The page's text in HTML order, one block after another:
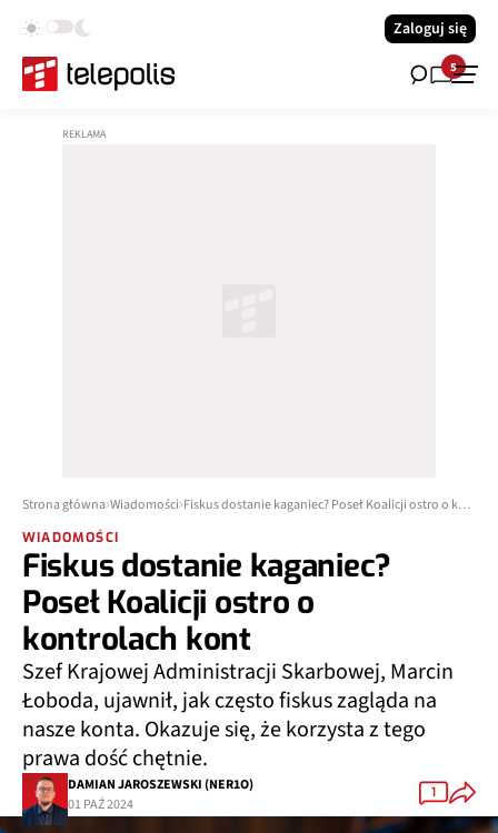
Zaloguj się
5
Strona główna Wiadomości Fiskus dostanie kaganiec? Poseł Koalicji ostro o kontrolach kont
WIADOMOŚCI
Fiskus dostanie kaganiec?
Poseł Koalicji ostro o
kontrolach kont
Szef Krajowej Administracji Skarbowej, Marcin
Łoboda, ujawnił, jak często fiskus zagląda na
nasze konta. Okazuje się, że korzysta z tego
prawa dość chętnie.
DAMIAN JAROSZEWSKI (NER1O)
01 PAŹ 2024
1